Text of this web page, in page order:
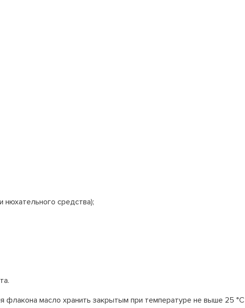
нюхательного средства);
масло хранить закрытым при температуре не выше 25 °С